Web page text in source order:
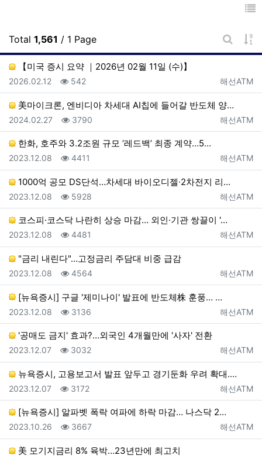
Total 1,561 / 1 Page
게시판
【미국 증시 요약 ｜2026년 02월 11일 (수)】
등록자
해선ATM
등록일
2026.02.12 조회
542
美마이크론, 엔비디아 차세대 AI칩에 들어갈 반도체 양…
등록자
해선ATM
등록일
2024.02.27 조회
3790
한화, 호주와 3.2조원 규모 ‘레드백’ 최종 계약…5…
등록자
해선ATM
등록일
2023.12.08 조회
4411
1000억 공모 DS단석…차세대 바이오디젤∙2차전지 리…
등록자
해선ATM
등록일
2023.12.08 조회
5928
코스피·코스닥 나란히 상승 마감… 외인·기관 쌍끌이 '…
등록자
해선ATM
등록일
2023.12.08 조회
4481
"금리 내린다"…고정금리 주담대 비중 급감
등록자
해선ATM
등록일
2023.12.08 조회
4564
[뉴욕증시] 구글 '제미나이' 발표에 반도체株 훈풍… …
등록자
해선ATM
등록일
2023.12.08 조회
3136
'공매도 금지' 효과?…외국인 4개월만에 '사자' 전환
등록자
해선ATM
등록일
2023.12.07 조회
3032
뉴욕증시, 고용보고서 발표 앞두고 경기둔화 우려 확대.…
등록자
해선ATM
등록일
2023.12.07 조회
3172
[뉴욕증시] 알파벳 폭락 여파에 하락 마감… 나스닥 2…
등록자
해선ATM
등록일
2023.10.26 조회
3667
美 모기지금리 8% 육박…23년만에 최고치